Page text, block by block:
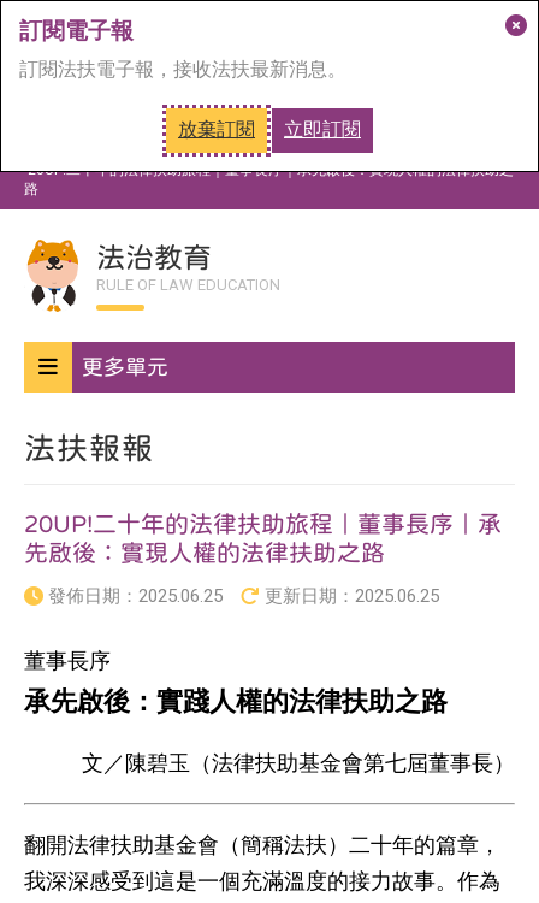
訂閱電子報
訂閱法扶電子報，接收法扶最新消息。
放棄訂閱 立即訂閱
視
法扶報報
20UP!二十年的法律扶助旅程｜董事長序｜承先啟後：實現人權的法律扶助之
路
法治教育
RULE OF LAW EDUCATION
更多單元
法扶報報
20UP!二十年的法律扶助旅程｜董事長序｜承
先啟後：實現人權的法律扶助之路
發佈日期： 2025.06.25 更新日期： 2025.06.25
董事長序
承先啟後：實踐人權的法律扶助之路
文／陳碧玉（法律扶助基金會第七屆董事長）
翻開法律扶助基金會（簡稱法扶）二十年的篇章，
我深深感受到這是一個充滿溫度的接力故事。作為